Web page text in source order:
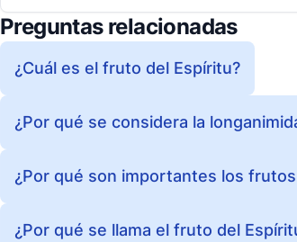
Preguntas relacionadas
¿Cuál es el fruto del Espíritu?
¿Por qué se considera la
¿Por qué son importantes los
¿Por qué se llama el fruto del